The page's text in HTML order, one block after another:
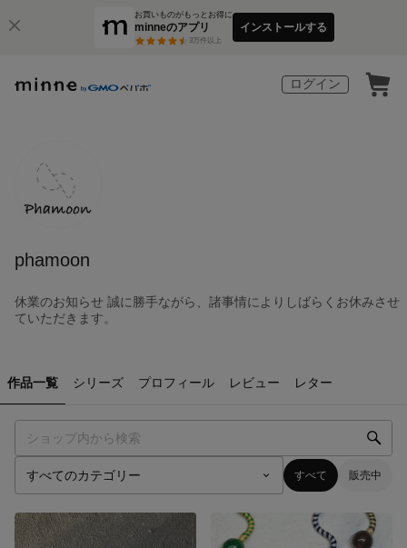
お買いものがもっとお得に
minneのアプリ
3万件以上
インストールする
ログイン
phamoon
休業のお知らせ 誠に勝手ながら、諸事情によりしばらくお休みさせ
ていただきます。
作品一覧 シリーズ プロフィール レビュー レター
すべて 販売中